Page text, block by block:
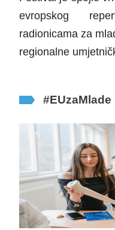
evropskog
radionicama za
regionalne
#EUzaMlade